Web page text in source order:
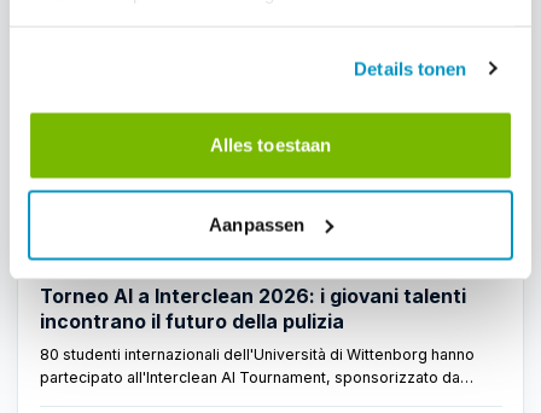
Details tonen
Alles toestaan
Aanpassen
Gestione della forza lavoro Notizie internazionali
Torneo AI a Interclean 2026: i giovani talenti
incontrano il futuro della pulizia
80 studenti internazionali dell'Università di Wittenborg hanno
partecipato all'Interclean AI Tournament, sponsorizzato da